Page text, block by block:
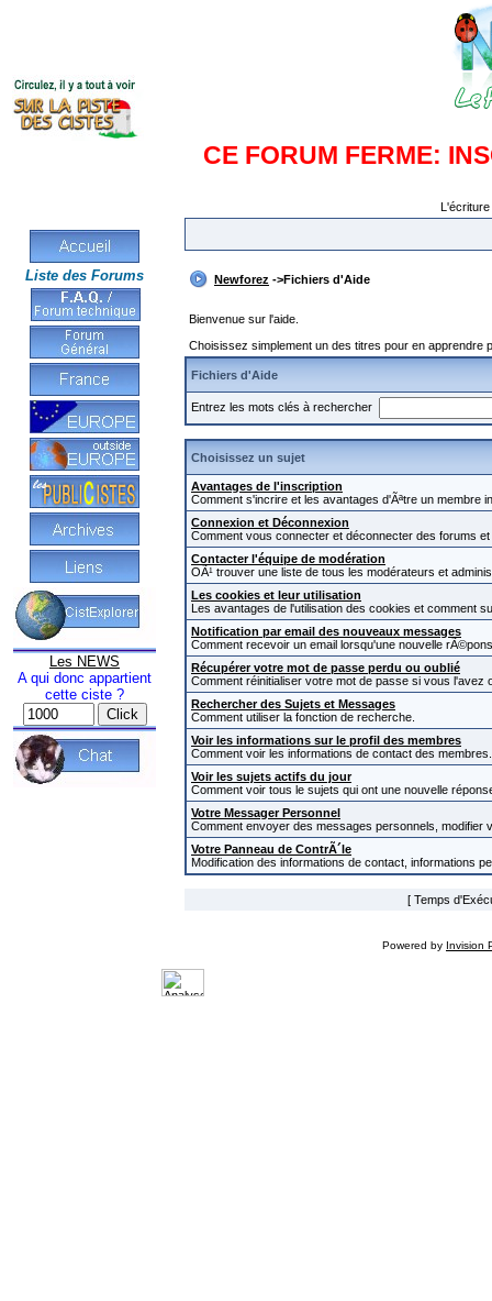
CE FORUM FERME:
Liste des Forums
Les NEWS
A qui donc appartient
cette ciste ?
Newforez ->Fichiers d'Aide
Bienvenue sur l'aide.
Choisissez simplement un des titres pour en
Fichiers d'Aide
Entrez les mots clés à rechercher
Choisissez un sujet
Avantages de l'inscription
Comment s'incrire et les avantages d'Ãªtre un membre
Connexion et Déconnexion
Comment vous connecter et déconnecter des forums
Contacter l'équipe de modération
OÃ¹ trouver une liste de tous les modérateurs et
Les cookies et leur utilisation
Les avantages de l'utilisation des cookies et comment
Notification par email des nouveaux messages
Comment recevoir un email lorsqu'une nouvelle
Récupérer votre mot de passe perdu ou oublié
Comment réinitialiser votre mot de passe si vous l'avez
Rechercher des Sujets et Messages
Comment utiliser la fonction de recherche.
Voir les informations sur le profil des membres
Comment voir les informations de contact des membres.
Voir les sujets actifs du jour
Comment voir tous le sujets qui ont une nouvelle
Votre Messager Personnel
Comment envoyer des messages personnels,
Votre Panneau de ContrÃ´le
Modification des informations de contact, informations
[ Temps
Powered by Invision